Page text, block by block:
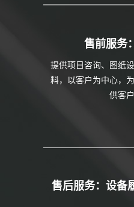
售前服务
提供项目咨询、图纸
料，以客户为中心，
供客
售后服务：设备